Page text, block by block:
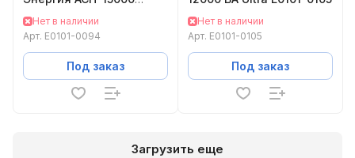
Е0101-0094
Нет в наличии
Арт. Е0101-0094
Под заказ
Нет в наличии
Арт. Е0101-0105
Под заказ
Загрузить еще